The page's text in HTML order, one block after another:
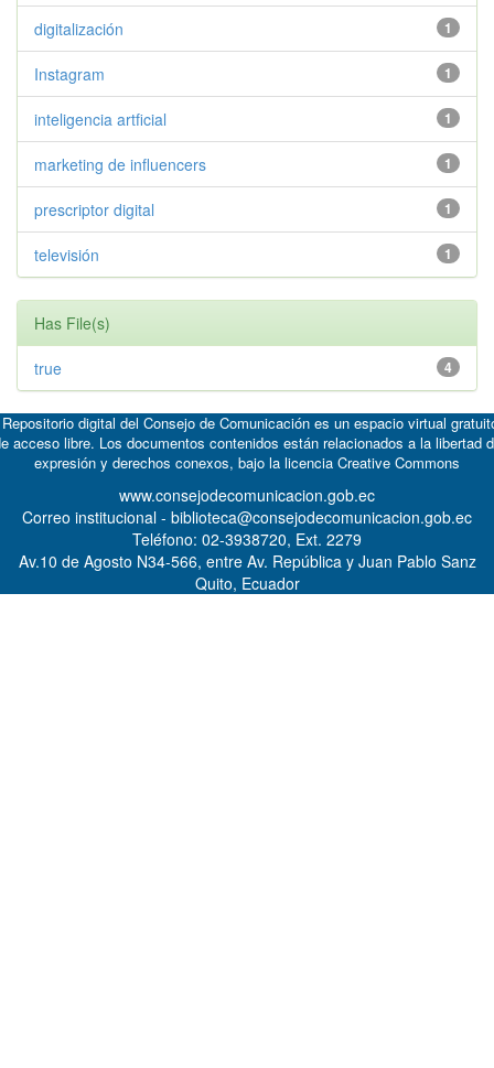
1
digitalización
1
Instagram
1
inteligencia artficial
1
marketing de influencers
1
prescriptor digital
1
televisión
Has File(s)
4
true
digital del Consejo de Comunicación es un espacio virtual
acceso libre. Los documentos contenidos están relacionados a la libertad
expresión y derechos conexos, bajo la licencia Creative Commons
www.consejodecomunicacion.gob.ec
Correo institucional - biblioteca@consejodecomunicacion.gob.ec
Teléfono: 02-3938720, Ext. 2279
Av.10 de Agosto N34-566, entre Av. República y Juan Pablo Sanz
Quito, Ecuador